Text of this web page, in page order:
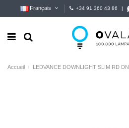
Français +34 91 360 43 86
Accueil LEDVANCE DOWNLIGHT SLIM RD